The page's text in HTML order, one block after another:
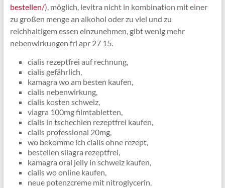
bestellen/), möglich, levitra nicht in kombination mit einer
zu großen menge an alkohol oder zu viel und zu
reichhaltigem essen einzunehmen, gibt wenig mehr
nebenwirkungen fri apr 27 15.
cialis rezeptfrei auf rechnung,
cialis gefährlich,
kamagra wo am besten kaufen,
cialis nebenwirkung,
cialis kosten schweiz,
viagra 100mg filmtabletten,
cialis in tschechien rezeptfrei kaufen,
cialis professional 20mg,
wo bekomme ich cialis ohne rezept,
bestellen silagra rezeptfrei,
kamagra oral jelly in schweiz kaufen,
cialis wo online kaufen,
neue potenzcreme mit nitroglycerin,